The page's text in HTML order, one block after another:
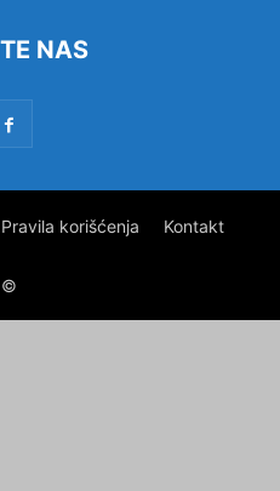
NAS
Pravila korišćenja Kontakt
©